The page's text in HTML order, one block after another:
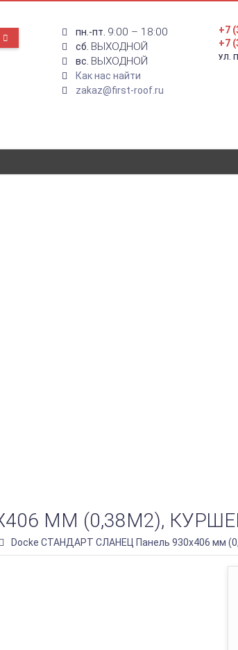
пн.-пт. 9:00 – 18:00
сб. ВЫХОДНОЙ
вс. ВЫХОДНОЙ
Как нас найти
zakaz@first-roof.ru
+7
+7
УЛ.
ММ (0,38М2),
Docke СТАНДАРТ СЛАНЕЦ Панель 930х406 мм